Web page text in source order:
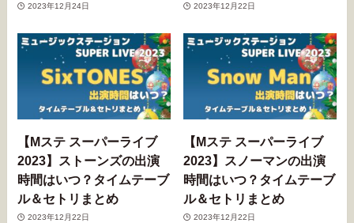
2023年12月24日 2023年12月22日
【Mステ スーパーライブ
2023】ストーンズの出演
時間はいつ？タイムテーブ
ル＆セトリまとめ
2023年12月22日
【Mステ スーパーライブ
2023】スノーマンの出演
時間はいつ？タイムテーブ
ル＆セトリまとめ
2023年12月22日